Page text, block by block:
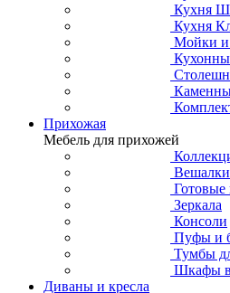
Кухня
Кухня
Мойки и
Прихожая
Мебель для прихожей
Вешалки
Готовые
Зеркала
Консоли
Пуфы и
Тумбы
Шкафы
Диваны и кресла